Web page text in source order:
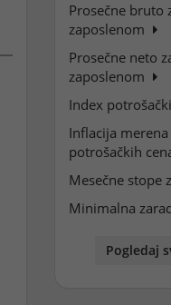
Prosečne bruto
zaposlenom
Prosečne neto
zaposlenom
Index
Inflacija
potrošačkih
Mesečne stope
Minimalna
Pogledaj